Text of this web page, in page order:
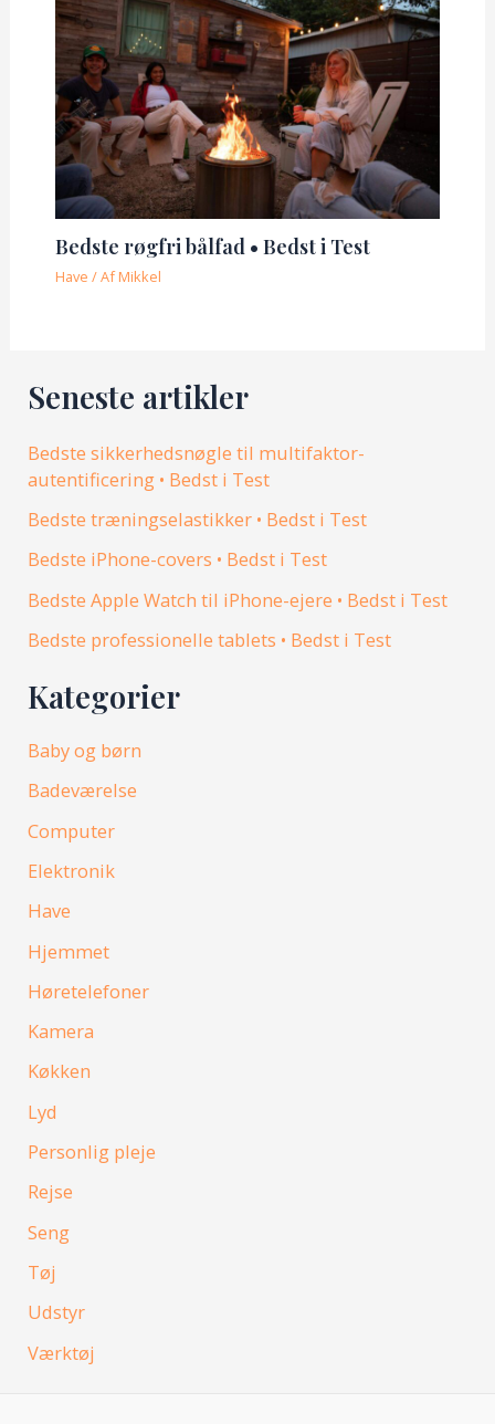
Bedste røgfri bålfad • Bedst i Test
Have / AfMikkel
Seneste artikler
Bedste sikkerhedsnøgle til multifaktor-
autentificering • Bedst i Test
Bedste træningselastikker • Bedst i Test
Bedste iPhone-covers • Bedst i Test
Bedste Apple Watch til iPhone-ejere • Bedst i Test
Bedste professionelle tablets • Bedst i Test
Kategorier
Baby og børn
Badeværelse
Computer
Elektronik
Have
Hjemmet
Høretelefoner
Kamera
Køkken
Lyd
Personlig pleje
Rejse
Seng
Tøj
Udstyr
Værktøj